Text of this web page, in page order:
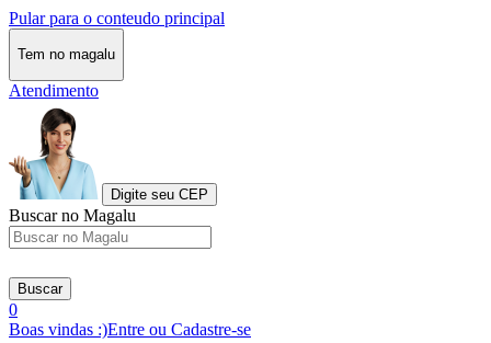
Pular para o conteudo principal
Tem no magalu
Atendimento
Digite seu CEP
Buscar no Magalu
Buscar
0
Boas vindas :)Entre ou Cadastre-se